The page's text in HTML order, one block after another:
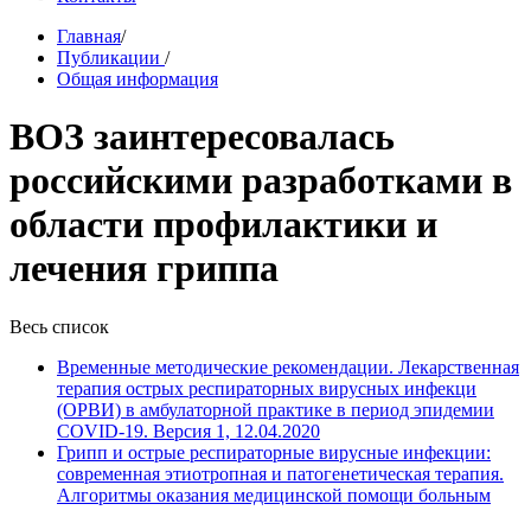
Главная/
Публикации /
Общая информация
ВОЗ заинтересовалась
российскими разработками в
области профилактики и
лечения гриппа
Весь список
Временные методические рекомендации. Лекарственная
терапия острых респираторных вирусных инфекци
(ОРВИ) в амбулаторной практике в период эпидемии
COVID-19. Версия 1, 12.04.2020
Грипп и острые респираторные вирусные инфекции:
современная этиотропная и патогенетическая терапия.
Алгоритмы оказания медицинской помощи больным